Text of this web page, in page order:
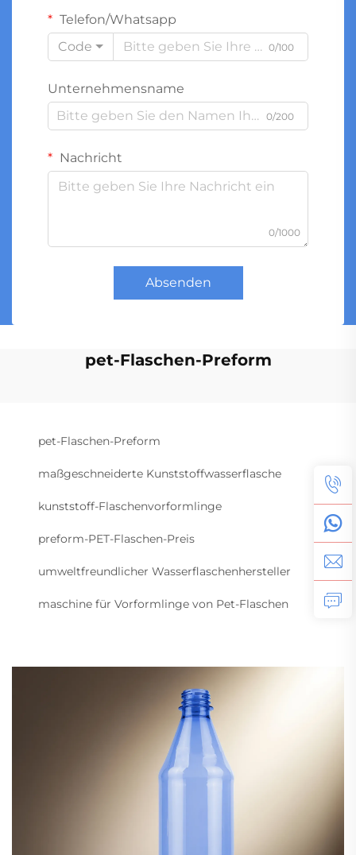
Telefon/Whatsapp
Code
0/100
Unternehmensname
0/200
Nachricht
0/1000
Absenden
pet-Flaschen-Preform
pet-Flaschen-Preform
maßgeschneiderte Kunststoffwasserflasche
kunststoff-Flaschenvorformlinge
preform-PET-Flaschen-Preis
umweltfreundlicher Wasserflaschenhersteller
maschine für Vorformlinge von Pet-Flaschen